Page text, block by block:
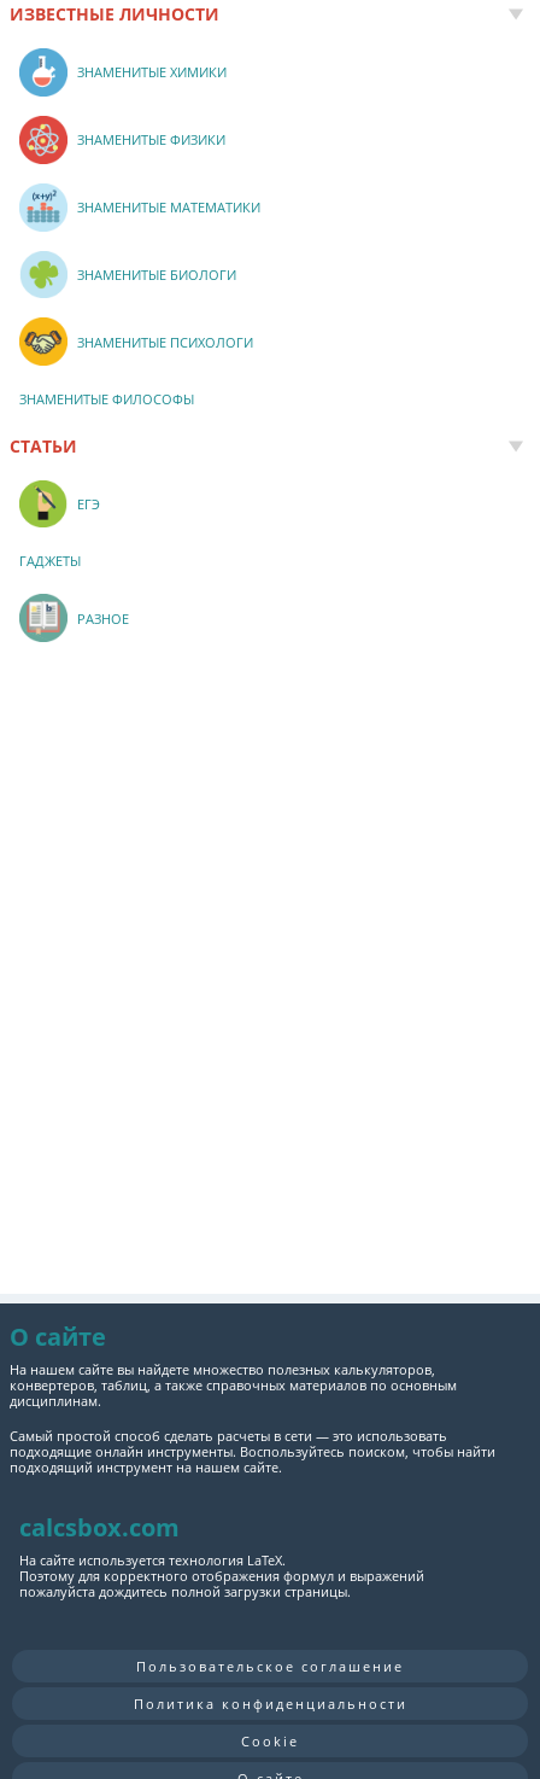
ИЗВЕСТНЫЕ ЛИЧНОСТИ
ЗНАМЕНИТЫЕ ХИМИКИ
ЗНАМЕНИТЫЕ ФИЗИКИ
ЗНАМЕНИТЫЕ МАТЕМАТИКИ
ЗНАМЕНИТЫЕ БИОЛОГИ
ЗНАМЕНИТЫЕ ПСИХОЛОГИ
ЗНАМЕНИТЫЕ ФИЛОСОФЫ
СТАТЬИ
ЕГЭ
ГАДЖЕТЫ
РАЗНОЕ
О сайте
На нашем сайте вы найдете множество полезных калькуляторов,
конвертеров, таблиц, а также справочных материалов по основным
дисциплинам.
Самый простой способ сделать расчеты в сети — это использовать
подходящие онлайн инструменты. Воспользуйтесь поиском, чтобы найти
подходящий инструмент на нашем сайте.
calcsbox.com
На сайте используется технология LaTeX.
Поэтому для корректного отображения формул и выражений
пожалуйста дождитесь полной загрузки страницы.
Пользовательское соглашение
Политика конфиденциальности
Cookie